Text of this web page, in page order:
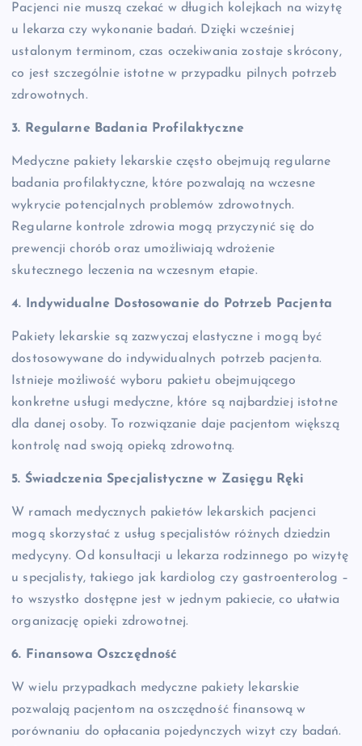
Pacjenci nie muszą czekać w długich kolejkach na wizytę
u lekarza czy wykonanie badań. Dzięki wcześniej
ustalonym terminom, czas oczekiwania zostaje skrócony,
co jest szczególnie istotne w przypadku pilnych potrzeb
zdrowotnych.
3. Regularne Badania Profilaktyczne
Medyczne pakiety lekarskie często obejmują regularne
badania profilaktyczne, które pozwalają na wczesne
wykrycie potencjalnych problemów zdrowotnych.
Regularne kontrole zdrowia mogą przyczynić się do
prewencji chorób oraz umożliwiają wdrożenie
skutecznego leczenia na wczesnym etapie.
4. Indywidualne Dostosowanie do Potrzeb Pacjenta
Pakiety lekarskie są zazwyczaj elastyczne i mogą być
dostosowywane do indywidualnych potrzeb pacjenta.
Istnieje możliwość wyboru pakietu obejmującego
konkretne usługi medyczne, które są najbardziej istotne
dla danej osoby. To rozwiązanie daje pacjentom większą
kontrolę nad swoją opieką zdrowotną.
5. Świadczenia Specjalistyczne w Zasięgu Ręki
W ramach medycznych pakietów lekarskich pacjenci
mogą skorzystać z usług specjalistów różnych dziedzin
medycyny. Od konsultacji u lekarza rodzinnego po wizytę
u specjalisty, takiego jak kardiolog czy gastroenterolog –
to wszystko dostępne jest w jednym pakiecie, co ułatwia
organizację opieki zdrowotnej.
6. Finansowa Oszczędność
W wielu przypadkach medyczne pakiety lekarskie
pozwalają pacjentom na oszczędność finansową w
porównaniu do opłacania pojedynczych wizyt czy badań.